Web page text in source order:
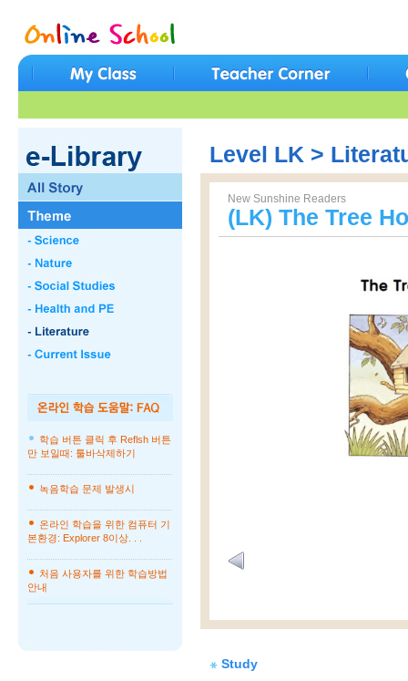
학습 버튼 클릭 후 Reflsh 버튼
만 보일때: 툴바삭제하기
녹음학습 문제 발생시
온라인 학습을 위한 컴퓨터 기
본환경: Explorer 8이상. . .
처음 사용자를 위한 학습방법
안내
Level LK >
New Sunshine Readers
(LK) The Tree
Study